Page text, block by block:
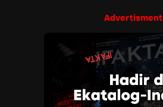
Advertisment